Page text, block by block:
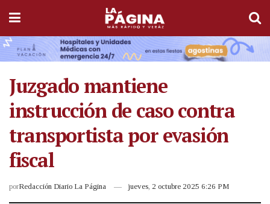
Juzgado mantiene
instrucción de caso contra
transportista por evasión
fiscal
porRedacción Diario La Página jueves, 2 octubre 2025 6:26 PM